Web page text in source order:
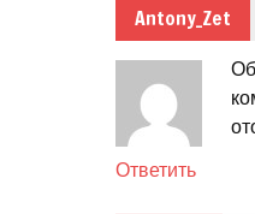
Antony_Zet
Ответить